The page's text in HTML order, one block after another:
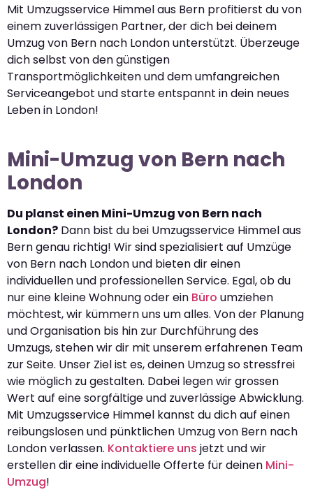
Mit Umzugsservice Himmel aus Bern profitierst du von
einem zuverlässigen Partner, der dich bei deinem
Umzug von Bern nach London unterstützt. Überzeuge
dich selbst von den günstigen
Transportmöglichkeiten und dem umfangreichen
Serviceangebot und starte entspannt in dein neues
Leben in London!
Mini-Umzug von Bern nach
London
Du planst einen Mini-Umzug von Bern nach
London? Dann bist du bei Umzugsservice Himmel aus
Bern genau richtig! Wir sind spezialisiert auf Umzüge
von Bern nach London und bieten dir einen
individuellen und professionellen Service. Egal, ob du
nur eine kleine Wohnung oder ein Büro umziehen
möchtest, wir kümmern uns um alles. Von der Planung
und Organisation bis hin zur Durchführung des
Umzugs, stehen wir dir mit unserem erfahrenen Team
zur Seite. Unser Ziel ist es, deinen Umzug so stressfrei
wie möglich zu gestalten. Dabei legen wir grossen
Wert auf eine sorgfältige und zuverlässige Abwicklung.
Mit Umzugsservice Himmel kannst du dich auf einen
reibungslosen und pünktlichen Umzug von Bern nach
London verlassen. Kontaktiere uns jetzt und wir
erstellen dir eine individuelle Offerte für deinen Mini-
Umzug!